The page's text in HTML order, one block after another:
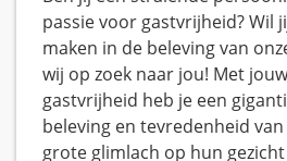
passie voor gastvrijheid? Wil
maken in de beleving van
wij op zoek naar jou! Met
gastvrijheid heb je een
beleving en tevredenheid
grote glimlach op hun